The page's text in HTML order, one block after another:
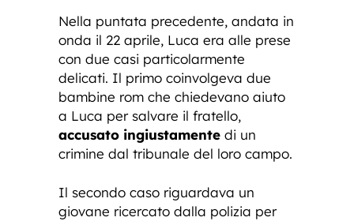
Nella puntata precedente, andata in
onda il 22 aprile, Luca era alle prese
con due casi particolarmente
delicati. Il primo coinvolgeva due
bambine rom che chiedevano aiuto
a Luca per salvare il fratello,
accusato ingiustamente di un
crimine dal tribunale del loro campo.
Il secondo caso riguardava un
giovane ricercato dalla polizia per